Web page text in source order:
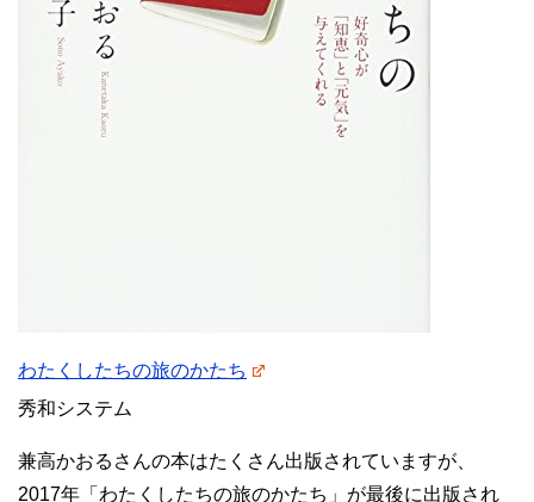
わたくしたちの旅のかたち
秀和システム
兼高かおるさんの本はたくさん出版されていますが、
2017年「わたくしたちの旅のかたち」が最後に出版され